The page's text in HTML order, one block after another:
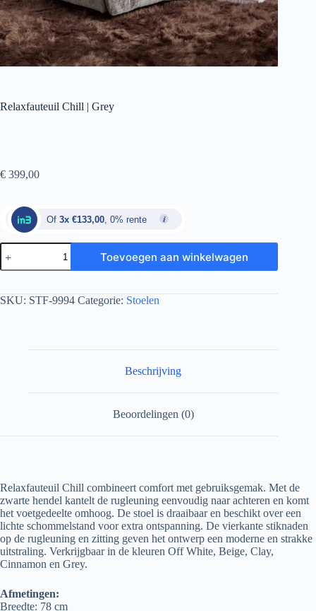
Relaxfauteuil Chill | Grey
€ 399,00
Of 3x €133,00, 0% rente
Toevoegen aan winkelwagen
SKU: STF-9994 Categorie: Stoelen
Beschrijving
Beoordelingen (0)
Relaxfauteuil Chill combineert comfort met gebruiksgemak. Met de
zwarte hendel kantelt de rugleuning eenvoudig naar achteren en komt
het voetgedeelte omhoog. De stoel is draaibaar en beschikt over een
lichte schommelstand voor extra ontspanning. De vierkante stiknaden
op de rugleuning en zitting geven het ontwerp een moderne en strakke
uitstraling. Verkrijgbaar in de kleuren Off White, Beige, Clay,
Cinnamon en Grey.
Afmetingen:
Breedte: 78 cm